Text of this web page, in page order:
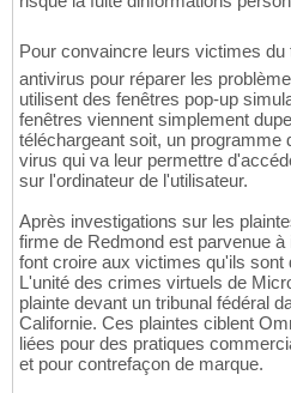
Pour convaincre leurs victimes du
antivirus pour réparer les
utilisent des fenêtres pop-up
fenêtres viennent simplement
téléchargeant soit, un programme
virus qui va leur permettre
sur l'ordinateur de l'utilisateur.
Après investigations sur les
firme de Redmond est parvenue
font croire aux victimes qu'ils sont
L'unité des crimes virtuels de
plainte devant un tribunal fédéral
Californie. Ces plaintes ciblent
liées pour des pratiques
et pour contrefaçon de marque.